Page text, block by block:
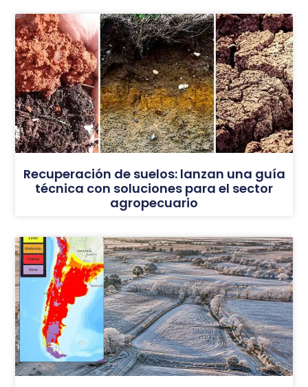
Recuperación de suelos: lanzan una guía
técnica con soluciones para el sector
agropecuario